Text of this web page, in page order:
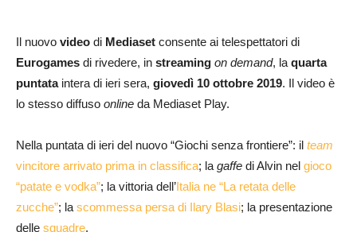
Il nuovo video di Mediaset consente ai telespettatori di
Eurogames di rivedere, in streaming on demand, laquarta
puntataintera di ieri sera, giovedì 10 ottobre 2019. Il video è
lo stesso diffuso online da Mediaset Play.
Nella puntata di ieri del nuovo “Giochi senza frontiere”: il team
vincitore arrivato prima in classifica; lagaffe di Alvin nel gioco
“patate e vodka”; la vittoria dell’ Italia ne “La retata delle
zucche”; lascommessa persa di Ilary Blasi; la presentazione
delle squadre.